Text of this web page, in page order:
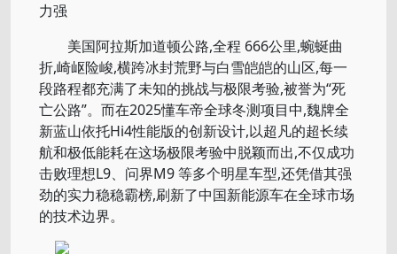
力强
美国阿拉斯加道顿公路,全程 666公里,蜿蜒曲
折,崎岖险峻,横跨冰封荒野与白雪皑皑的山区,每一
段路程都充满了未知的挑战与极限考验,被誉为“死
亡公路”。而在2025懂车帝全球冬测项目中,魏牌全
新蓝山依托Hi4性能版的创新设计,以超凡的超长续
航和极低能耗在这场极限考验中脱颖而出,不仅成功
击败理想L9、问界M9 等多个明星车型,还凭借其强
劲的实力稳稳霸榜,刷新了中国新能源车在全球市场
的技术边界。